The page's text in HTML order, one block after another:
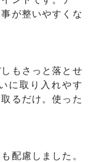
が整いやすくな
もさっと落とせ
に取り入れやす
るだけ。使った
配慮しました。